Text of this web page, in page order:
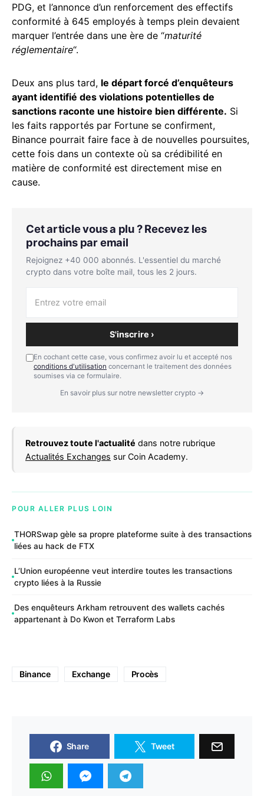
PDG, et l’annonce d’un renforcement des effectifs
conformité à 645 employés à temps plein devaient
marquer l’entrée dans une ère de “maturité
réglementaire“.
Deux ans plus tard, le départ forcé d’enquêteurs
ayant identifié des violations potentielles de
sanctions raconte une histoire bien différente. Si
les faits rapportés par Fortune se confirment,
Binance pourrait faire face à de nouvelles poursuites,
cette fois dans un contexte où sa crédibilité en
matière de conformité est directement mise en
cause.
Cet article vous a plu ? Recevez les
prochains par email
Rejoignez +40 000 abonnés. L'essentiel du marché
crypto dans votre boîte mail, tous les 2 jours.
S'inscrire ›
En cochant cette case, vous confirmez avoir lu et accepté nos
conditions d'utilisation concernant le traitement des données
soumises via ce formulaire.
En savoir plus sur notre newsletter crypto →
Retrouvez toute l'actualité dans notre rubrique
Actualités Exchanges sur Coin Academy.
POUR ALLER PLUS LOIN
THORSwap gèle sa propre plateforme suite à des transactions
liées au hack de FTX
L’Union européenne veut interdire toutes les transactions
crypto liées à la Russie
Des enquêteurs Arkham retrouvent des wallets cachés
appartenant à Do Kwon et Terraform Labs
Binance Exchange Procès
Share Tweet